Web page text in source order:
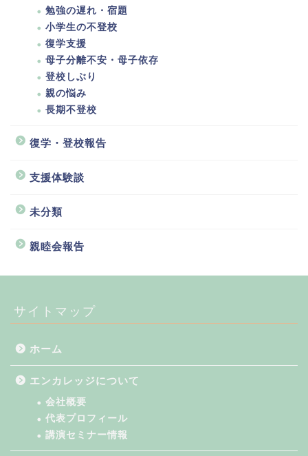
勉強の遅れ・宿題
小学生の不登校
復学支援
母子分離不安・母子依存
登校しぶり
親の悩み
長期不登校
復学・登校報告
支援体験談
未分類
親睦会報告
サイトマップ
ホーム
エンカレッジについて
会社概要
代表プロフィール
講演セミナー情報